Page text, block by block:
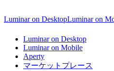
Luminar on DesktopLuminar on
Luminar on Desktop
Luminar on Mobile
Aperty
マーケットプレース